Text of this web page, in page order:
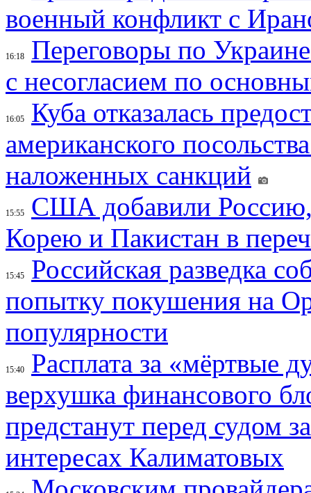
военный конфликт с
16:18
Переговоры по
с несогласием по
16:05
Куба отказалась
американского
наложенных санкций
15:55
США добавили
Корею и Пакистан в
15:45
Российская разведка
попытку покушения на
популярности
15:40
Расплата за «мёртвые
верхушка финансового
предстанут перед судом
интересах Калиматовых